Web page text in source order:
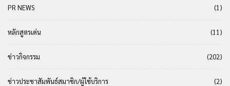
PR NEWS (1)
หลักสูตรเด่น (11)
ข่าวกิจกรรม (202)
ข่าวประชาสัมพันธ์สมาชิก/ผู้ใช้บริการ (2)